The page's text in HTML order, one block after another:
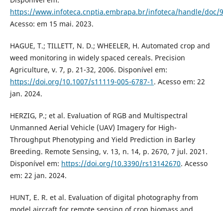
https://www.infoteca.cnptia.embrapa.br/infoteca/handle/doc/
Acesso: em 15 mai. 2023.
HAGUE, T.; TILLETT, N. D.; WHEELER, H. Automated crop and
weed monitoring in widely spaced cereals. Precision
Agriculture, v. 7, p. 21-32, 2006. Disponível em:
https://doi.org/10.1007/s11119-005-6787-1 . Acesso em: 22
jan. 2024.
HERZIG, P.; et al. Evaluation of RGB and Multispectral
Unmanned Aerial Vehicle (UAV) Imagery for High-
Throughput Phenotyping and Yield Prediction in Barley
Breeding. Remote Sensing, v. 13, n. 14, p. 2670, 7 jul. 2021.
Disponível em: https://doi.org/10.3390/rs13142670. Acesso
em: 22 jan. 2024.
HUNT, E. R. et al. Evaluation of digital photography from
model aircraft for remote sensing of crop biomass and